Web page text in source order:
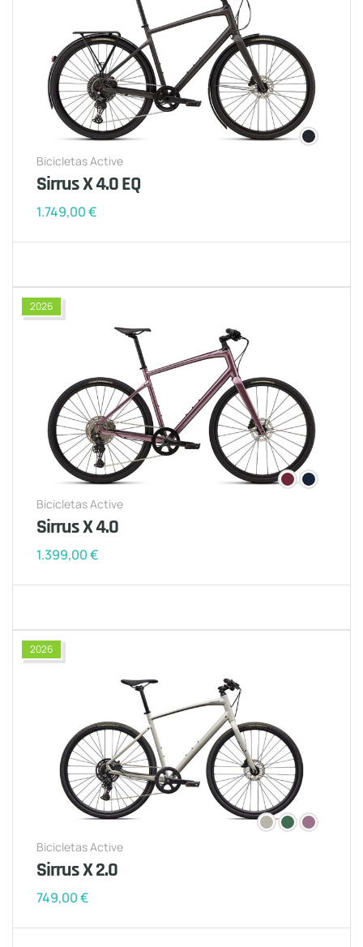
Bicicletas Active
Sirrus X 4.0 EQ
1.749,00€
2026
Bicicletas Active
Sirrus X 4.0
1.399,00€
2026
Bicicletas Active
Sirrus X 2.0
749,00€